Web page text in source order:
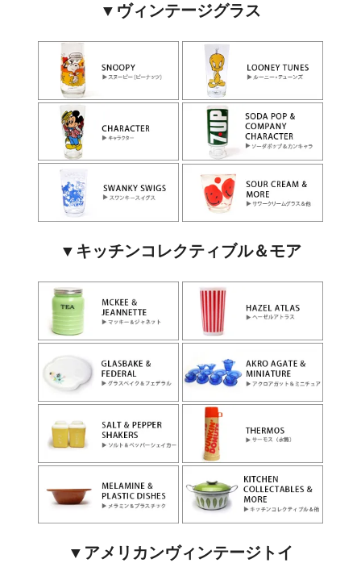
▼ヴィンテージグラス
▼キッチンコレクティブル＆モア
▼アメリカンヴィンテージトイ